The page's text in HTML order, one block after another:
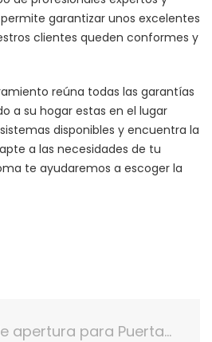
garantizar unos excelentes
clientes queden conformes y
reúna todas las garantías
a su hogar estas en el lugar
disponibles y encuentra la
a las necesidades de tu
te ayudaremos a escoger la
para Puertas en PVC